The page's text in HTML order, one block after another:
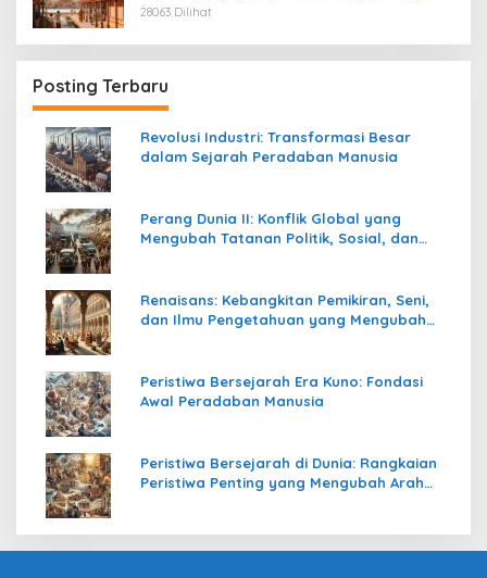
28063 Dilihat
Posting Terbaru
Revolusi Industri: Transformasi Besar
dalam Sejarah Peradaban Manusia
Perang Dunia II: Konflik Global yang
Mengubah Tatanan Politik, Sosial, dan
Renaisans: Kebangkitan Pemikiran, Seni,
dan Ilmu Pengetahuan yang Mengubah
Peristiwa Bersejarah Era Kuno: Fondasi
Awal Peradaban Manusia
Peristiwa Bersejarah di Dunia: Rangkaian
Peristiwa Penting yang Mengubah Arah